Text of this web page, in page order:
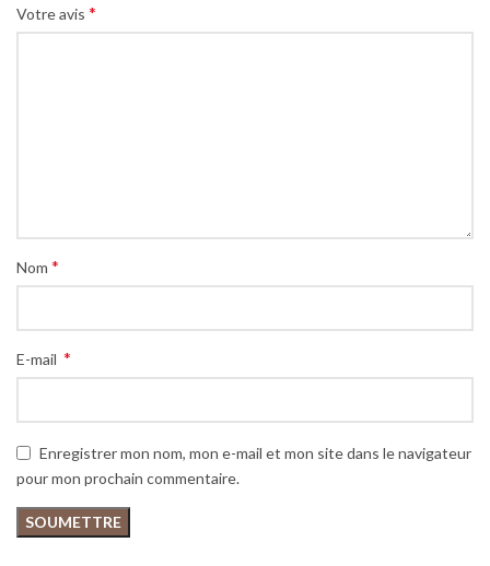
Votre avis *
Nom *
E-mail *
Enregistrer mon nom, mon e-mail et mon site dans le navigateur
pour mon prochain commentaire.